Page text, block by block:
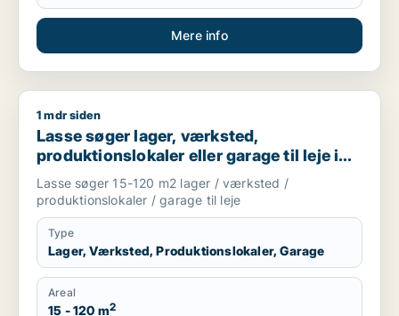
Mere info
Lasse søger lager, værksted, produktionslokaler eller
1 mdr siden
Lasse søger lager, værksted,
produktionslokaler eller garage til leje i
Storkøbenhavn
Lasse søger 15-120 m2 lager / værksted /
produktionslokaler / garage til leje
Type
Lager, Værksted, Produktionslokaler, Garage
Areal
15 - 120 m2